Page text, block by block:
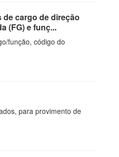
cargo de direção
(FG) e funç...
função, código do
para provimento de